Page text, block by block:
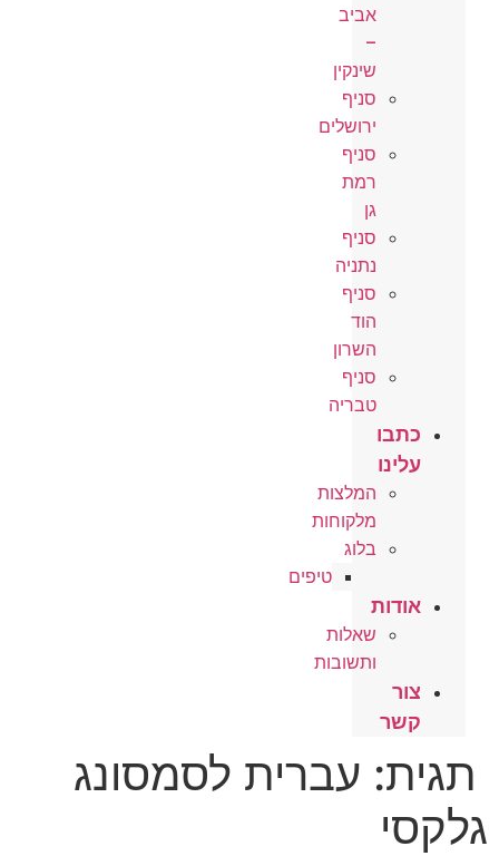
אביב
–
שינקין
סניף
ירושלים
סניף
רמת
גן
סניף
נתניה
סניף
הוד
השרון
סניף
טבריה
כתבו
עלינו
המלצות
מלקוחות
בלוג
טיפים
אודות
שאלות
ותשובות
צור
קשר
תגית: עברית לסמסונג
גלקסי